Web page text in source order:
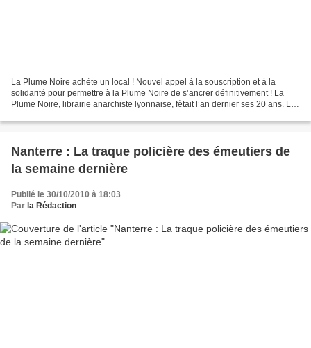
La Plume Noire achète un local ! Nouvel appel à la souscription et à la
solidarité pour permettre à la Plume Noire de s’ancrer définitivement ! La
Plume Noire, librairie anarchiste lyonnaise, fêtait l’an dernier ses 20 ans. Le
Nanterre : La traque policière des émeutiers de
la semaine dernière
Publié le 30/10/2010 à 18:03
Par la Rédaction